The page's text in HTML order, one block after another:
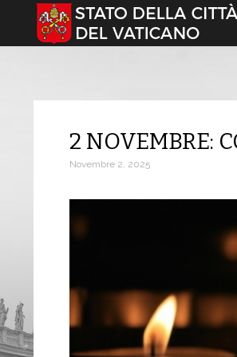
Seleziona la tua lingua
2 NOVEMBRE:
Novembre 2, 2025